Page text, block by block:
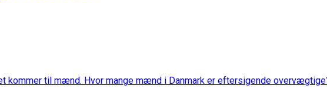
kommer til mænd. Hvor mange mænd i Danmark er eftersigende